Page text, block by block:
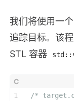
我们将使用一
追踪目标。该
STL 容器
1
/*